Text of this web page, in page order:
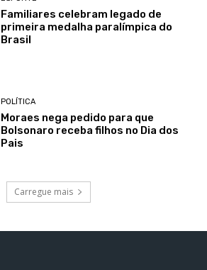
Familiares celebram legado de
primeira medalha paralímpica do
Brasil
POLÍTICA
Moraes nega pedido para que
Bolsonaro receba filhos no Dia dos
Pais
Carregue mais